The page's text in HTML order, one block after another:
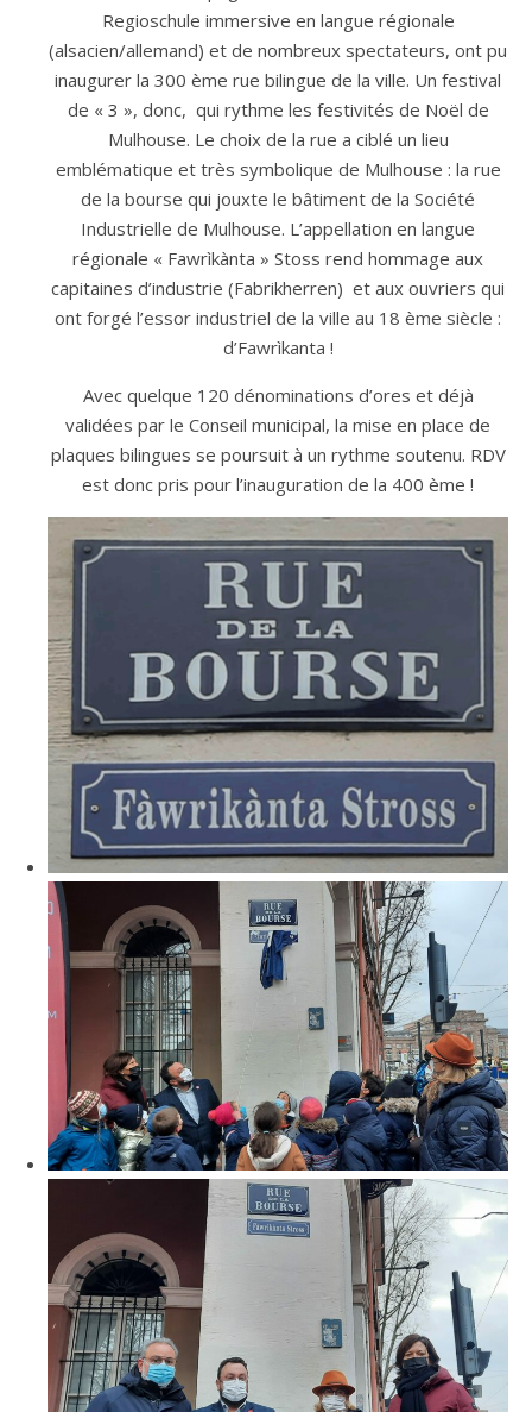
Regioschule immersive en langue régionale
(alsacien/allemand) et de nombreux spectateurs, ont pu
inaugurer la 300 ème rue bilingue de la ville. Un festival
de « 3 », donc, qui rythme les festivités de Noël de
Mulhouse. Le choix de la rue a ciblé un lieu
emblématique et très symbolique de Mulhouse : la rue
de la bourse qui jouxte le bâtiment de la Société
Industrielle de Mulhouse. L’appellation en langue
régionale « Fawrìkànta » Stoss rend hommage aux
capitaines d’industrie (Fabrikherren) et aux ouvriers qui
ont forgé l’essor industriel de la ville au 18 ème siècle :
d’Fawrìkanta !
Avec quelque 120 dénominations d’ores et déjà
validées par le Conseil municipal, la mise en place de
plaques bilingues se poursuit à un rythme soutenu. RDV
est donc pris pour l’inauguration de la 400 ème !